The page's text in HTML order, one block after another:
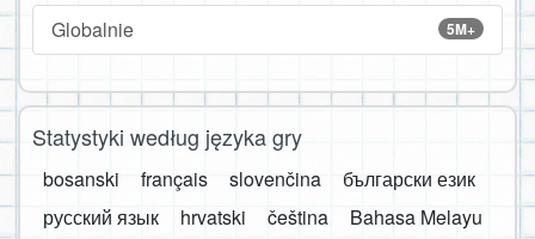
5M+
Globalnie
Statystyki według języka gry
bosanski français slovenčina
български език
русский язык
hrvatski čeština
Bahasa Melayu